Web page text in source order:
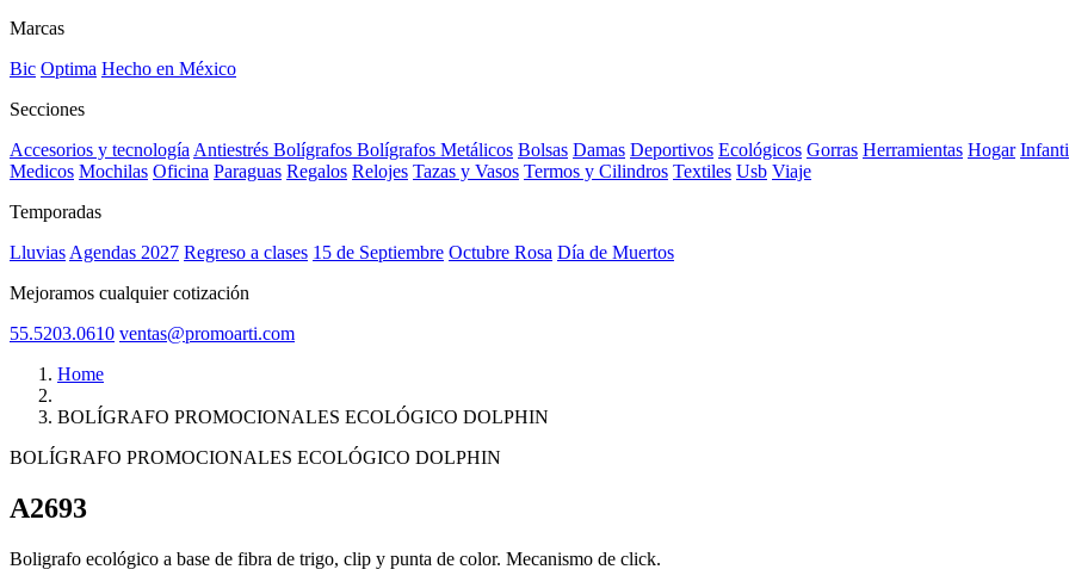
Marcas
Bic Optima Hecho en México
Secciones
Accesorios y tecnología Antiestrés Bolígrafos Bolígrafos Metálicos Bolsas Damas Deportivos Ecológicos Gorras Herramientas Hogar
Medicos Mochilas Oficina Paraguas Regalos Relojes Tazas y Vasos Termos y Cilindros Textiles Usb Viaje
Temporadas
Lluvias Agendas 2027 Regreso a clases 15 de Septiembre Octubre Rosa Día de Muertos
Mejoramos cualquier cotización
55.5203.0610 ventas@promoarti.com
Home
BOLÍGRAFO PROMOCIONALES ECOLÓGICO DOLPHIN
BOLÍGRAFO PROMOCIONALES ECOLÓGICO DOLPHIN
A2693
Boligrafo ecológico a base de fibra de trigo, clip y punta de color. Mecanismo de click.